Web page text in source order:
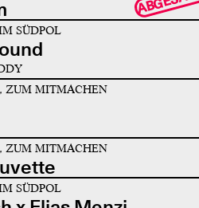
SÜDPOL
ZUM MITMACHEN
ZUM MITMACHEN
SÜDPOL